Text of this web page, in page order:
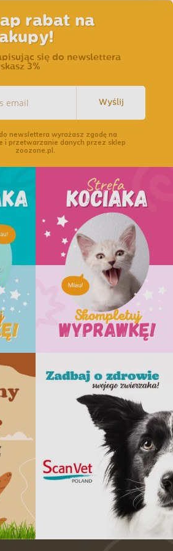
rabat na
się do newslettera
3%
Wyślij
newslettera wyrażasz zgodę na
i przetwarzanie danych przez sklep
zoozone.pl.